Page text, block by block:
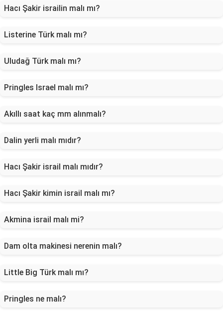
Hacı Şakir israilin malı mı?
Listerine Türk malı mı?
Uludağ Türk malı mı?
Pringles Israel malı mı?
Akıllı saat kaç mm alınmalı?
Dalin yerli malı mıdır?
Hacı Şakir israil malı mıdır?
Hacı Şakir kimin israil malı mı?
Akmina israil malı mi?
Dam olta makinesi nerenin malı?
Little Big Türk malı mı?
Pringles ne malı?